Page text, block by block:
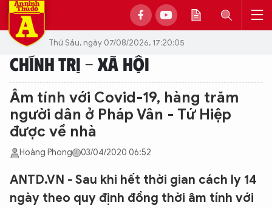
Thứ Sáu, ngày 07/08/2026, 17:20:05
CHÍNH TRỊ - XÃ HỘI
Âm tính với Covid-19, hàng trăm
người dân ở Pháp Vân - Tứ Hiệp
được về nhà
Hoàng Phong 03/04/2020 06:52
ANTD.VN - Sau khi hết thời gian cách ly 14
ngày theo quy định đồng thời âm tính với